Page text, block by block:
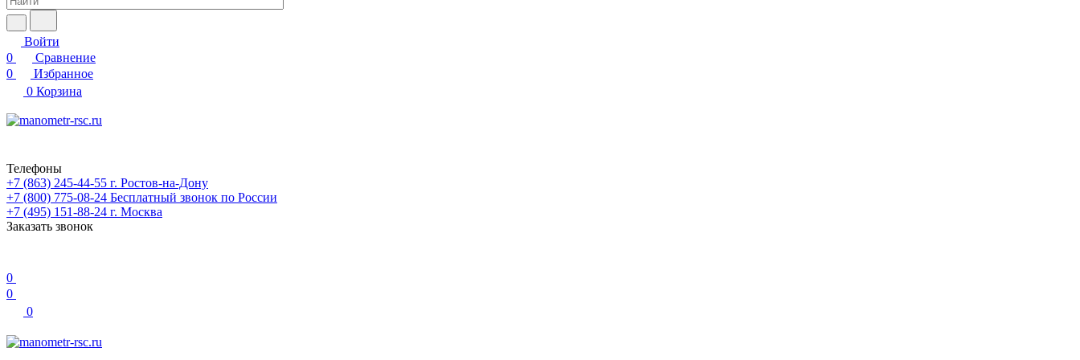
Войти
0
Сравнение
0
Избранное
0 Корзина
Телефоны
+7 (863) 245-44-55 г. Ростов-на-Дону
+7 (800) 775-08-24 Бесплатный звонок по России
+7 (495) 151-88-24 г. Москва
Заказать звонок
0
0
0